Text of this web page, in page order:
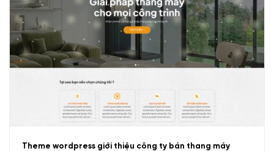
Theme wordpress giới thiệu công ty bán thang máy